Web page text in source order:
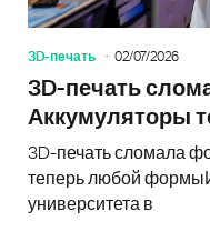
3D-печать 02/07/2026
3D-печать
Аккумуляторы
3D-печать сломала
теперь любой
университета в